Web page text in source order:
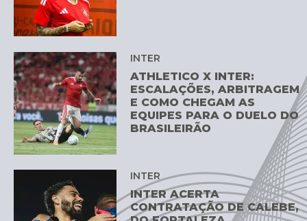
INTER
ATHLETICO X INTER:
ESCALAÇÕES, ARBITRAGEM
E COMO CHEGAM AS
EQUIPES PARA O DUELO DO
BRASILEIRÃO
INTER
INTER ACERTA
CONTRATAÇÃO DE CALEBE,